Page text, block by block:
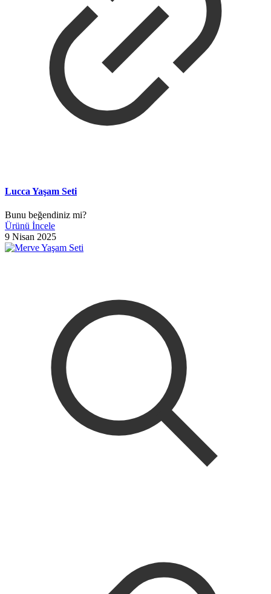
Lucca Yaşam Seti
Bunu beğendiniz mi?
Ürünü İncele
9 Nisan 2025